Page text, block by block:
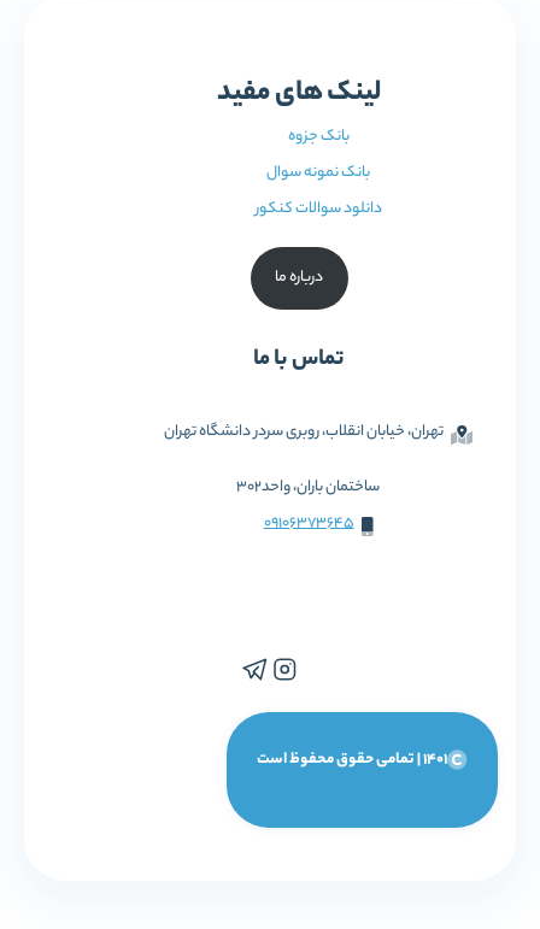
لینک های مفید
بانک جزوه
بانک نمونه سوال
دانلود سوالات کنکور
درباره ما
تماس با ما
تهران، خیابان انقلاب، روبری سردر دانشگاه تهران
ساختمان باران، واحد302
09106373645
1401 | تمامی حقوق محفوظ است